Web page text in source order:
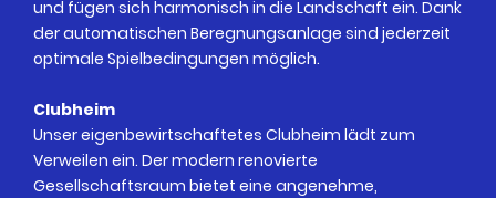
und fügen sich harmonisch in die Landschaft ein. Dank
der automatischen Beregnungsanlage sind jederzeit
optimale Spielbedingungen möglich.
Clubheim
Unser eigenbewirtschaftetes Clubheim lädt zum
Verweilen ein. Der modern renovierte
Gesellschaftsraum bietet eine angenehme,